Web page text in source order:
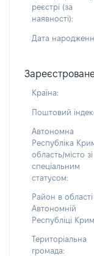
реєстрі (за
наявності):
Дата
Країна:
Поштовий
Автономна
Республіка
область/місто зі
спеціальним
статусом:
Район в області
Автономній
Республіці
Територіальна
громада: